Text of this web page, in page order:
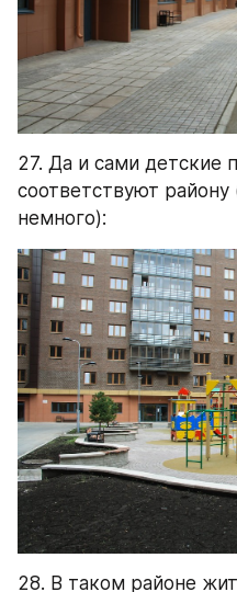
27. Да и сами детские
соответствуют
немного):
28. В таком районе